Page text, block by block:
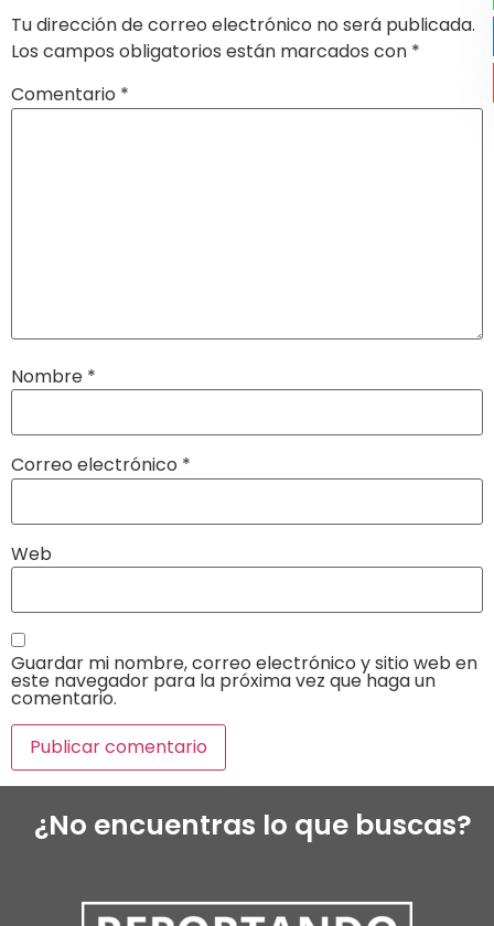
Tu dirección de correo electrónico no será publicada.
Los campos obligatorios están marcados con *
Comentario *
Nombre *
Correo electrónico *
Web
Guardar mi nombre, correo electrónico y sitio web en
este navegador para la próxima vez que haga un
comentario.
¿No encuentras lo que buscas?